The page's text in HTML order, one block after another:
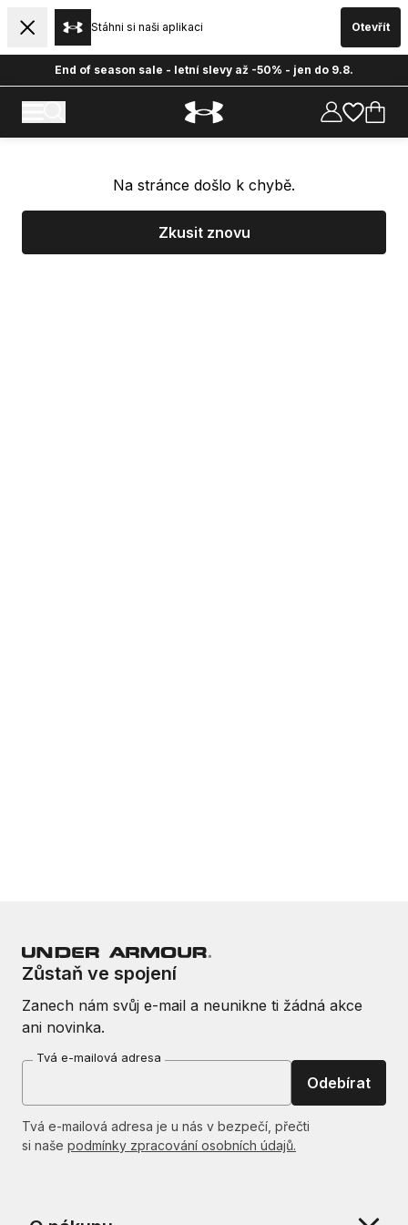
Stáhni si naši aplikaci Otevřít
End of season sale - letní slevy až -50% - jen do 9.8.
Na stránce došlo k chybě.
Zkusit znovu
Zůstaň ve spojení
Zanech nám svůj e-mail a neunikne ti žádná akce
ani novinka.
Tvá e-mailová adresa
Odebírat
Tvá e-mailová adresa je u nás v bezpečí, přečti
si naše podmínky zpracování osobních údajů.